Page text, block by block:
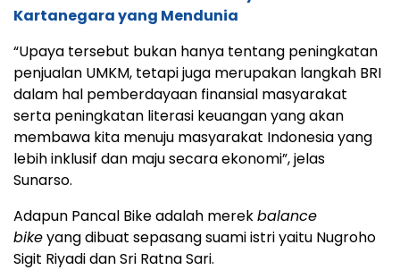
Kartanegara yang Mendunia
“Upaya tersebut bukan hanya tentang peningkatan
penjualan UMKM, tetapi juga merupakan langkah BRI
dalam hal pemberdayaan finansial masyarakat
serta peningkatan literasi keuangan yang akan
membawa kita menuju masyarakat Indonesia yang
lebih inklusif dan maju secara ekonomi”, jelas
Sunarso.
Adapun Pancal Bike adalah merekbalance
bikeyang dibuat sepasang suami istri yaitu Nugroho
Sigit Riyadi dan Sri Ratna Sari.